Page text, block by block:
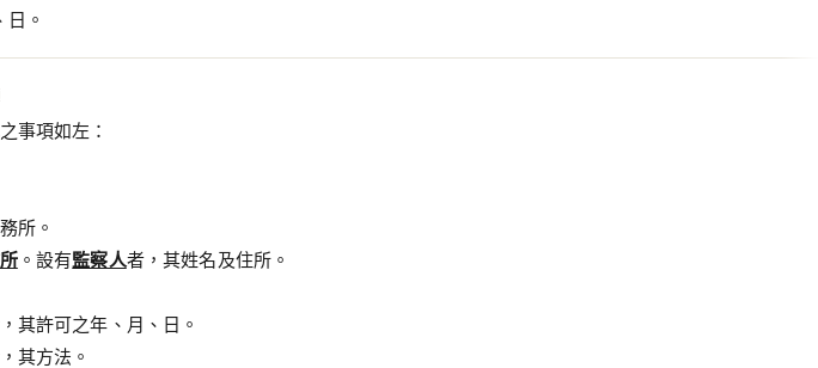
。
事項如左：
所。
。設有監察人者，其姓名及住所。
其許可之年、月、日。
其方法。